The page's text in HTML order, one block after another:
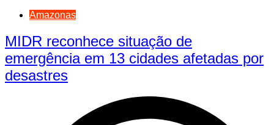
Amazonas
MIDR reconhece situação de
emergência em 13 cidades afetadas por
desastres